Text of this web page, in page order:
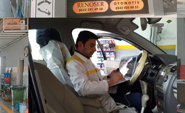
Renoser Otomotiv